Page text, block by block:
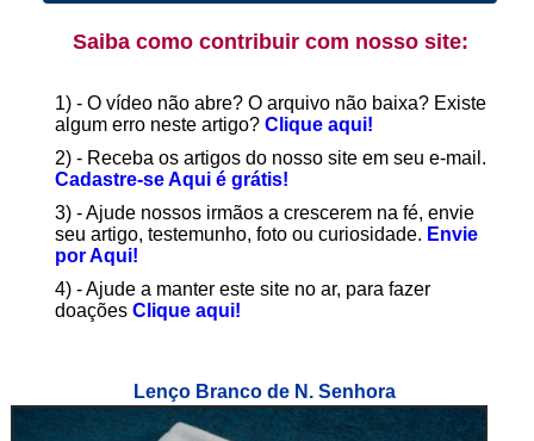
Saiba como contribuir com nosso site:
1) - O vídeo não abre? O arquivo não baixa? Existe
algum erro neste artigo? Clique aqui!
2) - Receba os artigos do nosso site em seu e-mail.
Cadastre-se Aqui é grátis!
3) - Ajude nossos irmãos a crescerem na fé, envie
seu artigo, testemunho, foto ou curiosidade. Envie
por Aqui!
4) - Ajude a manter este site no ar, para fazer
doações Clique aqui!
Lenço Branco de N. Senhora